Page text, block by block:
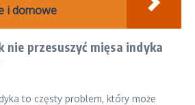
i domowe
nie przesuszyć mięsa indyka
to częsty problem, który może